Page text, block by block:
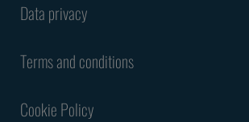
Data privacy
Terms and conditions
Cookie Policy